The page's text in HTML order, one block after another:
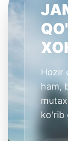
Hozir
ham,
ko'rib